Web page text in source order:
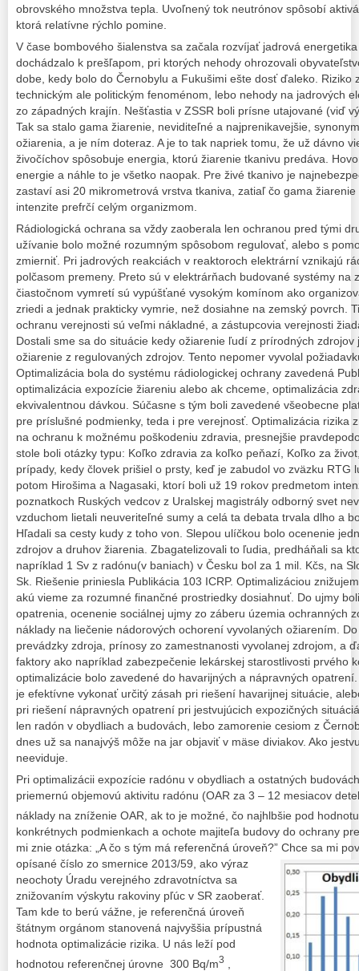
obrovského množstva tepla. Uvoľnený tok neutrónov spôsobí
ktorá relatívne rýchlo pomine.
V čase bombového šialenstva sa začala rozvíjať jadrová
dochádzalo k prešľapom, pri ktorých nehody ohrozovali
dobe, kedy bolo do Černobylu a Fukušimi ešte dosť ďaleko. Riziko
technickým ale politickým fenoménom, lebo nehody na jadrových
zo západných krajín. Nešťastia v ZSSR boli prísne utajované (viď
Tak sa stalo gama žiarenie, neviditeľné a najprenikavejšie,
ožiarenia, a je ním doteraz. A je to tak napriek tomu, že už dávno
živočíchov spôsobuje energia, ktorú žiarenie tkanivu predáva.
energie a náhle to je všetko naopak. Pre živé tkanivo je
zastaví asi 20 mikrometrová vrstva tkaniva, zatiaľ čo gama
intenzite prefrčí celým organizmom.
Rádiologická ochrana sa vždy zaoberala len ochranou pred tými
užívanie bolo možné rozumným spôsobom regulovať, alebo s
zmierniť. Pri jadrových reakciách v reaktoroch elektrární vznikajú
polčasom premeny. Preto sú v elektrárňach budované systémy na
čiastočnom vymretí sú vypúšťané vysokým komínom ako
zriedi a jednak prakticky vymrie, než dosiahne na zemský povrch.
ochranu verejnosti sú veľmi nákladné, a zástupcovia verejnosti
Dostali sme sa do situácie kedy ožiarenie ľudí z prírodných
ožiarenie z regulovaných zdrojov. Tento nepomer vyvolal
Optimalizácia bola do systému rádiologickej ochrany zavedená
optimalizácia expozície žiareniu alebo ak chceme, optimalizácia
ekvivalentnou dávkou. Súčasne s tým boli zavedené všeobecne
pre príslušné podmienky, teda i pre verejnosť. Optimalizácia rizika
na ochranu k možnému poškodeniu zdravia, presnejšie
stole boli otázky typu: Koľko zdravia za koľko peňazí, Koľko za
prípady, kedy človek prišiel o prsty, keď je zabudol vo zväzku RTG
potom Hirošima a Nagasaki, ktorí boli už 19 rokov predmetom
poznatkoch Ruských vedcov z Uralskej magistrály odborný svet
vzduchom lietali neuveriteľné sumy a celá ta debata trvala dlho a
Hľadali sa cesty kudy z toho von. Slepou ulíčkou bolo ocenenie
zdrojov a druhov žiarenia. Zbagatelizovali to ľudia, predháňali sa
napríklad 1 Sv z radónu(v baniach) v Česku bol za 1 mil. Kčs, na
Sk. Riešenie priniesla Publikácia 103 ICRP. Optimalizáciou
akú vieme za rozumné finančné prostriedky dosiahnuť. Do ujmy
opatrenia, ocenenie sociálnej ujmy zo záberu územia ochranných
náklady na liečenie nádorových ochorení vyvolaných ožiarením.
prevádzky zdroja, prínosy zo zamestnanosti vyvolanej zdrojom, a
faktory ako napríklad zabezpečenie lekárskej starostlivosti prvého
optimalizácie bolo zavedené do havarijných a nápravných
je efektívne vykonať určitý zásah pri riešení havarijnej situácie,
pri riešení nápravných opatrení pri jestvujúcich expozičných
len radón v obydliach a budovách, lebo zamorenie cesiom z
dnes už sa nanajvýš môže na jar objaviť v mäse diviakov. Ako
neeviduje.
Pri optimalizácii expozície radónu v obydliach a ostatných
priemernú objemovú aktivitu radónu (OAR za 3 – 12 mesiacov
náklady na zníženie OAR, ak to je možné, čo najhlbšie pod
konkrétnych podmienkach a ochote majiteľa budovy do ochrany
mi znie otázka: „A čo s tým má referenčná úroveň?” Chce sa mi
opísané číslo zo smernice 2013/59, ako výraz
neochoty Úradu verejného zdravotníctva sa
znižovaním výskytu rakoviny pľúc v SR zaoberať.
Tam kde to berú vážne, je referenčná úroveň
štátnym orgánom stanovená najvyššia prípustná
hodnota optimalizácie rizika. U nás leží pod
hodnotou referenčnej úrovne 300 Bq/m3